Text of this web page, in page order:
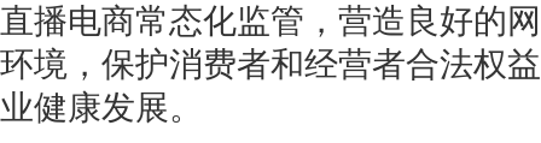
直播电商常态化监管，营造良好的
环境，保护消费者和经营者合法权
业健康发展。